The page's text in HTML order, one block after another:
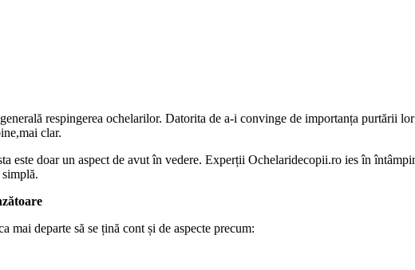
respingerea ochelarilor. Datorita de a-i convinge de importanța purtării
clar.
este doar un aspect de avut în vedere. Experții Ochelaridecopii.ro ies în
mai departe să se țină cont și de aspecte precum: